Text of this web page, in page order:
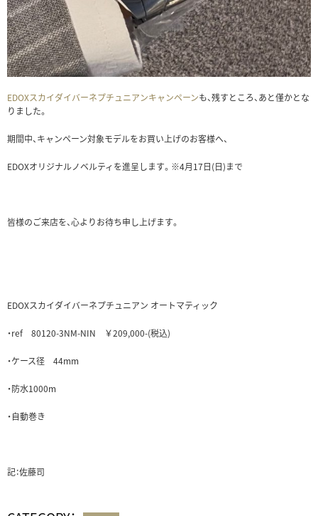
EDOXスカイダイバーネプチュニアンキャンペーンも、残すところ、あと僅かとな
りました。
期間中、キャンペーン対象モデルをお買い上げのお客様へ、
EDOXオリジナルノベルティを進呈します。※4月17日(日)まで
皆様のご来店を、心よりお待ち申し上げます。
EDOXスカイダイバーネプチュニアン オートマティック
‎・ref 80120-3NM-NIN‎ ￥209,000-(税込)
・ケース径 44mm
‎・防水1000m‎
・自動巻き
記：佐藤司